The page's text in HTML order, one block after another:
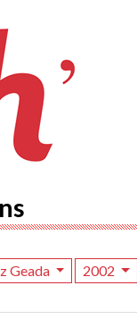
Geada 2002